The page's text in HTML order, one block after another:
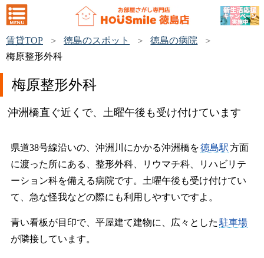
賃貸TOP 徳島のスポット
徳島の病院
梅原整形外科
梅原整形外科
沖洲橋直ぐ近くで、土曜午後も受け付けています
県道38号線沿いの、沖洲川にかかる沖洲橋を徳島駅方面
に渡った所にある、整形外科、リウマチ科、リハビリテ
ーション科を備える病院です。土曜午後も受け付けてい
て、急な怪我などの際にも利用しやすいですよ。
青い看板が目印で、平屋建て建物に、広々とした 駐車場
が隣接しています。